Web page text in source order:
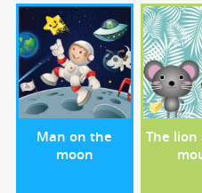
Man on the
moon
The